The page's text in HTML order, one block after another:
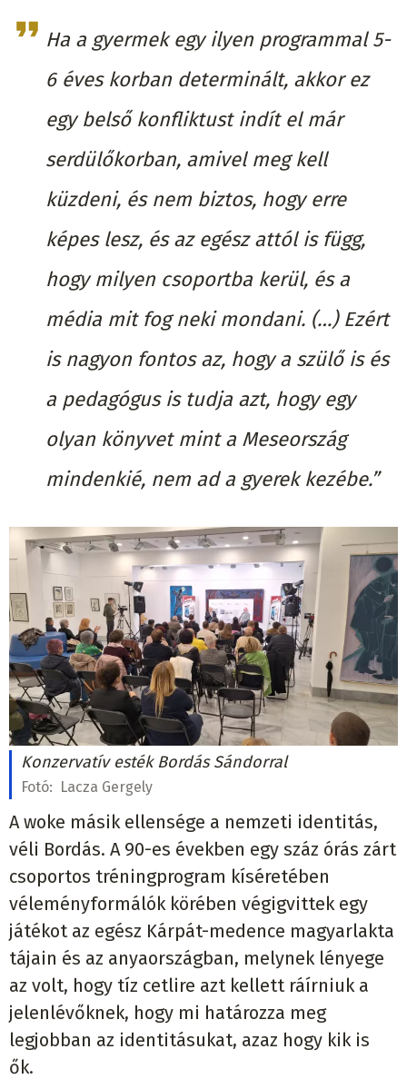
Ha a gyermek egy ilyen programmal 5-
6 éves korban determinált, akkor ez
egy belső konfliktust indít el már
serdülőkorban, amivel meg kell
küzdeni, és nem biztos, hogy erre
képes lesz, és az egész attól is függ,
hogy milyen csoportba kerül, és a
média mit fog neki mondani. (…) Ezért
is nagyon fontos az, hogy a szülő is és
a pedagógus is tudja azt, hogy egy
olyan könyvet mint a Meseország
mindenkié, nem ad a gyerek kezébe.”
Konzervatív esték Bordás Sándorral
Fotó: Lacza Gergely
A woke másik ellensége a nemzeti identitás,
véli Bordás. A 90-es években egy száz órás zárt
csoportos tréningprogram kíséretében
véleményformálók körében végigvittek egy
játékot az egész Kárpát-medence magyarlakta
tájain és az anyaországban, melynek lényege
az volt, hogy tíz cetlire azt kellett ráírniuk a
jelenlévőknek, hogy mi határozza meg
legjobban az identitásukat, azaz hogy kik is
ők.